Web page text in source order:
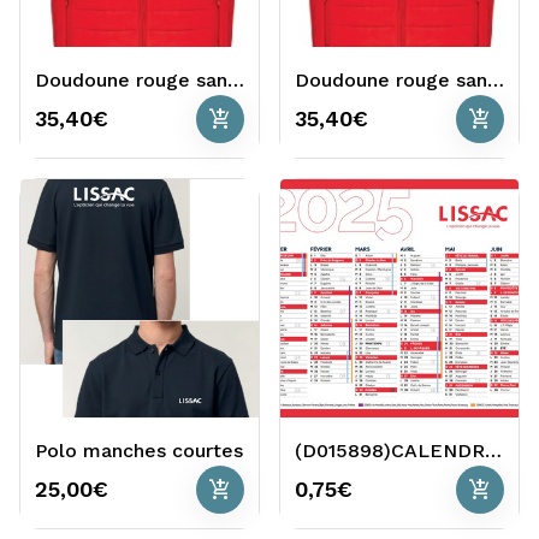
Doudoune rouge sans manches Homme
35,40€ add_shopping_cart
Doudoune rouge sans manches Femme
35,40€ add_shopping_cart
Polo manches courtes
25,00€ add_shopping_cart
(D015898)CALENDRIER 2025 LIE
0,75€ add_shopping_cart